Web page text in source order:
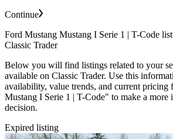
Continue
Ford Mustang Mustang I Serie 1 | T-Code
Classic Trader
Below you will find listings related to your
available on Classic Trader. Use this
availability, value trends, and current pricing
Mustang I Serie 1 | T-Code" to make a more
decision.
Expired listing